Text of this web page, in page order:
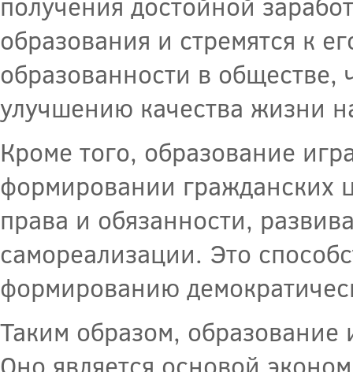
образования и стремятся к
образованности в
улучшению качества жизни
Кроме того, образование
формировании гражданских
права и обязанности,
самореализации. Это
формированию
Таким образом,